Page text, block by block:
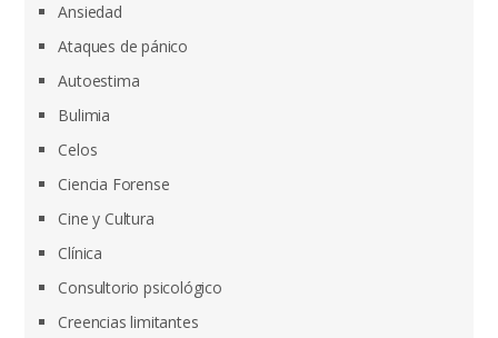
Ansiedad
Ataques de pánico
Autoestima
Bulimia
Celos
Ciencia Forense
Cine y Cultura
Clínica
Consultorio psicológico
Creencias limitantes